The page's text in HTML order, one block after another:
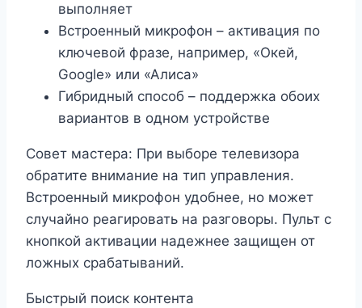
выполняет
Встроенный микрофон – активация по
ключевой фразе, например, «Окей,
Google» или «Алиса»
Гибридный способ – поддержка обоих
вариантов в одном устройстве
Совет мастера: При выборе телевизора
обратите внимание на тип управления.
Встроенный микрофон удобнее, но может
случайно реагировать на разговоры. Пульт с
кнопкой активации надежнее защищен от
ложных срабатываний.
Быстрый поиск контента